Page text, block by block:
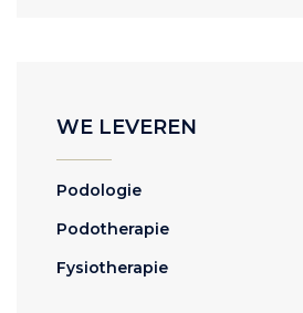
WE LEVEREN
Podologie
Podotherapie
Fysiotherapie